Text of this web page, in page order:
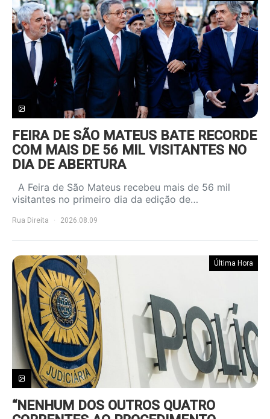
FEIRA DE SÃO MATEUS BATE RECORDE
COM MAIS DE 56 MIL VISITANTES NO
DIA DE ABERTURA
A Feira de São Mateus recebeu mais de 56 mil
visitantes no primeiro dia da edição de…
Rua Direita 2026.08.09
Última Hora
“NENHUM DOS OUTROS QUATRO